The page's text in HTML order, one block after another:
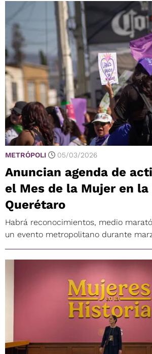
METRÓPOLI 05/03/2026
Anuncian agenda de
el Mes de la Mujer en
Querétaro
Habrá reconocimientos, medio
un evento metropolitano durante